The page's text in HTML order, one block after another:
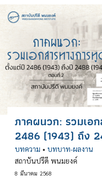
ภาคผนวก: รวมเอ
2486 (1943) ถึง
บทความ • บทบาท-ผลงาน
สถาบันปรีดี พนมยงค์
8 มีนาคม 2568